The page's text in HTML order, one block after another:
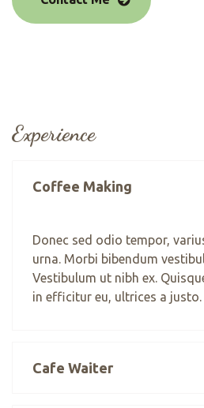
Experience
Coffee Making
Donec sed odio tempor,
urna. Morbi bibendum
Vestibulum ut nibh ex.
in efficitur eu, ultrices a justo.
Cafe Waiter